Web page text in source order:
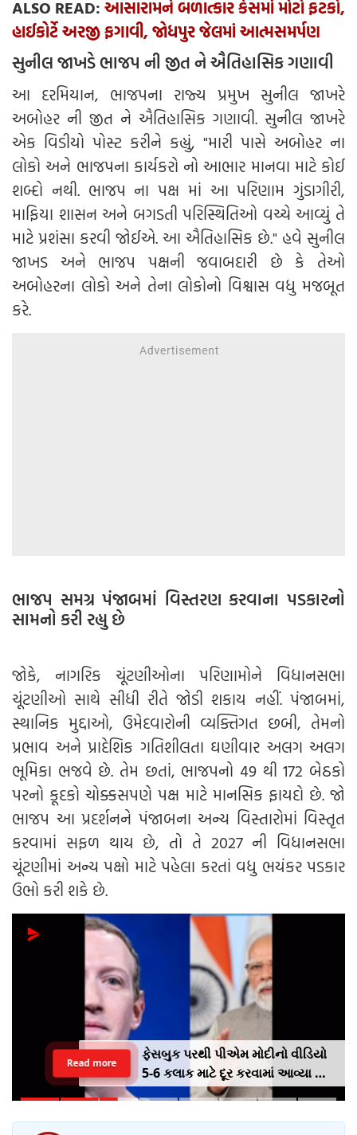
ALSO READ: આસારામને બળાત્કાર કેસમાં મોટો ફટકો,
હાઈકોર્ટે અરજી ફગાવી, જોધપુર જેલમાં આત્મસમર્પણ
સુનીલ જાખડે ભાજપ ની જીત ને ઐતિહાસિક ગણાવી
આ દરમિયાન, ભાજપના રાજ્ય પ્રમુખ સુનીલ જાખરે
અબોહર ની જીત ને ઐતિહાસિક ગણાવી. સુનીલ જાખરે
એક વિડીયો પોસ્ટ કરીને કહ્યું, "મારી પાસે અબોહર ના
લોકો અને ભાજપના કાર્યકરો નો આભાર માનવા માટે કોઈ
શબ્દો નથી. ભાજપ ના પક્ષ માં આ પરિણામ ગુંડાગીરી,
માફિયા શાસન અને બગડતી પરિસ્થિતિઓ વચ્ચે આવ્યું તે
માટે પ્રશંસા કરવી જોઈએ. આ ઐતિહાસિક છે." હવે સુનીલ
જાખડ અને ભાજપ પક્ષની જવાબદારી છે કે તેઓ
અબોહરના લોકો અને તેના લોકોનો વિશ્વાસ વધુ મજબૂત
કરે.
ભાજપ સમગ્ર પંજાબમાં વિસ્તરણ કરવાના પડકારનો
સામનો કરી રહ્યુ છે
જોકે, નાગરિક ચૂંટણીઓના પરિણામોને વિધાનસભા
ચૂંટણીઓ સાથે સીધી રીતે જોડી શકાય નહીં. પંજાબમાં,
સ્થાનિક મુદ્દાઓ, ઉમેદવારોની વ્યક્તિગત છબી, તેમનો
પ્રભાવ અને પ્રાદેશિક ગતિશીલતા ઘણીવાર અલગ અલગ
ભૂમિકા ભજવે છે. તેમ છતાં, ભાજપનો 49 થી 172 બેઠકો
પરનો કૂદકો ચોક્કસપણે પક્ષ માટે માનસિક ફાયદો છે. જો
ભાજપ આ પ્રદર્શનને પંજાબના અન્ય વિસ્તારોમાં વિસ્તૃત
કરવામાં સફળ થાય છે, તો તે 2027 ની વિધાનસભા
ચૂંટણીમાં અન્ય પક્ષો માટે પહેલા કરતાં વધુ ભયંકર પડકાર
ઉભો કરી શકે છે.
ફેસબુક પરથી પીએમ મોદીનો વીડિયો
5-6 કલાક માટે દૂર કરવામાં આવ્યા બાદ
મેટાના સીઈઓ માર્ક ઝુકરબર્ગે
Read more